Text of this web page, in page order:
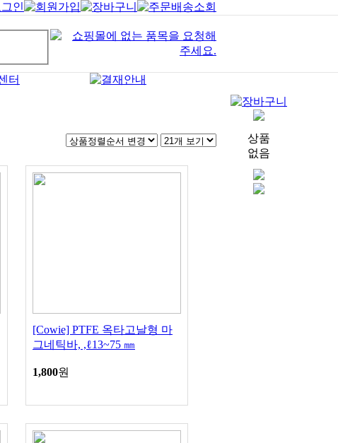
[Cowie] PTFE 옥타고날형 마
그네틱바, ,ℓ13~75 ㎜
1,800원
상품
없음